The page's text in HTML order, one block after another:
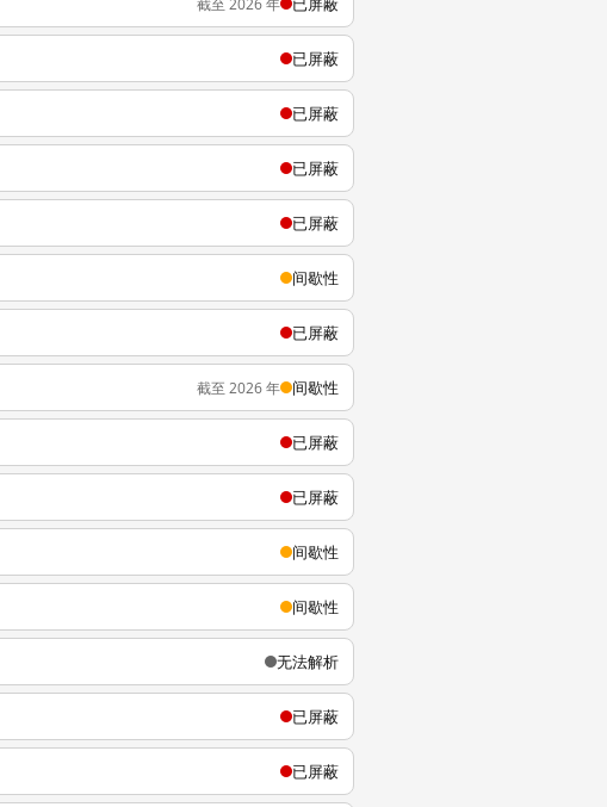
已屏蔽
已屏蔽
已屏蔽
已屏蔽
间歇性
已屏蔽
截至 2026 年 间歇性
已屏蔽
已屏蔽
间歇性
间歇性
无法解析
已屏蔽
已屏蔽